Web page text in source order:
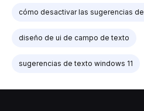
cómo desactivar las sugerencias
diseño de ui de campo de texto
sugerencias de texto windows 11